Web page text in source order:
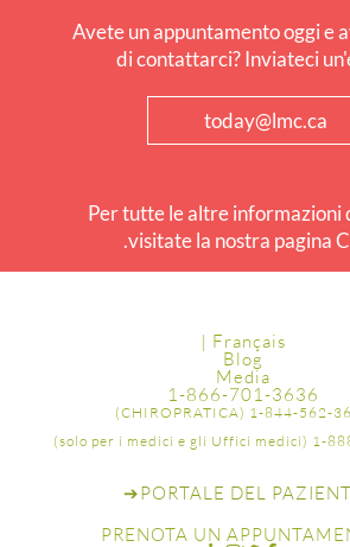
Avete un appuntamento oggi e
di contattarci? Inviateci
today@lmc.ca
Per tutte le altre informazioni
visitate la nostra pagina
Français |
Blog
Media
1-866-701-3636
1-844-562-3668
1-888-878-
PORTALE DEL
➔
PRENOTA UN